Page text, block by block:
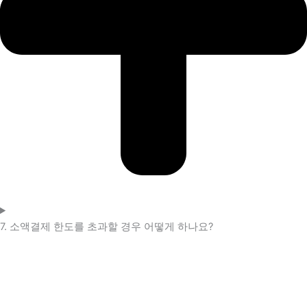
7. 소액결제 한도를 초과할 경우 어떻게 하나요?